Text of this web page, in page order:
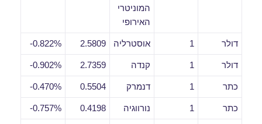
המוניטרי
האירופי
דולר 1 אוסטרליה 2.5809
0.822%-
דולר 1 קנדה 2.7359
0.902%-
כתר 1 דנמרק 0.5504
0.470%-
כתר 1 נורווגיה 0.4198
0.757%-